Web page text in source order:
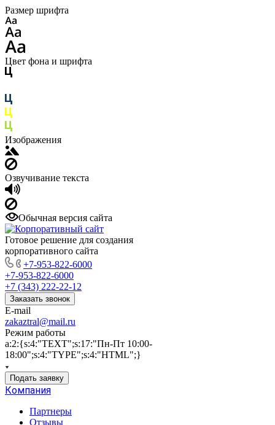
Размер шрифта
Цвет фона и шрифта
Изображения
Озвучивание текста
Обычная версия сайта
Готовое решение для создания
корпоративного сайта
+7-953-822-6000
+7-953-822-6000
+7 (343) 222-22-12
Заказать звонок
E-mail
zakaztral@mail.ru
Режим работы
a:2:{s:4:"TEXT";s:17:"Пн-Пт 10:00-
18:00";s:4:"TYPE";s:4:"HTML";}
Подать заявку
Компания
Партнеры
Отзывы